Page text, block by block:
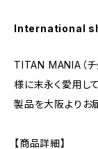
International
TITAN MANIA（チ
様に末永く愛用し
製品を大阪よりお
【商品詳細】